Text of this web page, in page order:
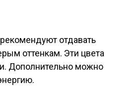
отдавать
оттенкам. Эти цвета
Дополнительно можно